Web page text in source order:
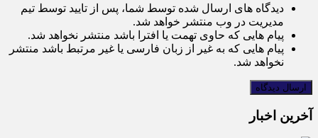
دیدگاه های ارسال شده توسط شما، پس از تایید توسط تیم
مدیریت در وب منتشر خواهد شد.
پیام هایی که حاوی تهمت یا افترا باشد منتشر نخواهد شد.
پیام هایی که به غیر از زبان فارسی یا غیر مرتبط باشد منتشر
نخواهد شد.
آخرین اخبار